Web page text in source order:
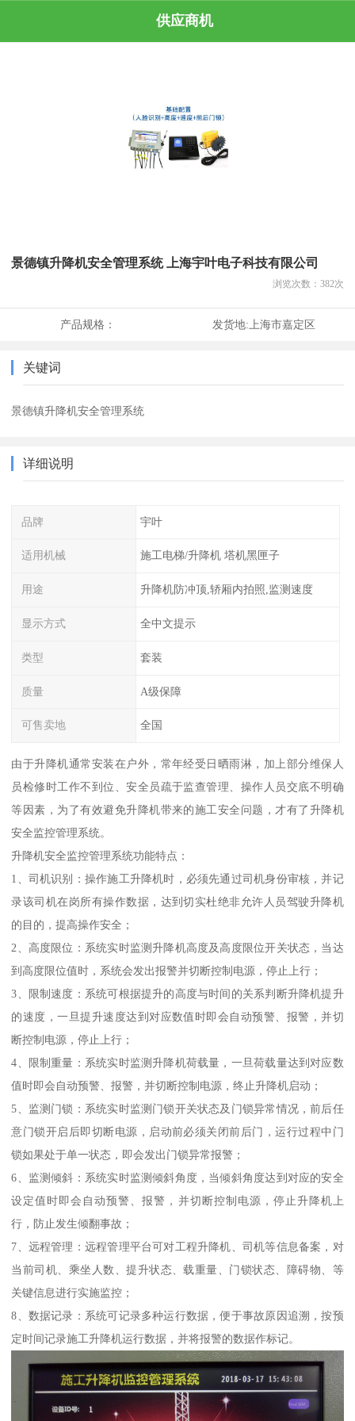
供应商机
景德镇升降机安全管理系统 上海宇叶电子科技有限公司
浏览次数： 382次
产品规格： 发货地:上海市嘉定区
关键词
景德镇升降机安全管理系统
详细说明
品牌 宇叶
适用机械 施工电梯/升降机 塔机黑匣子
用途 升降机防冲顶,轿厢内拍照,监测速度
显示方式 全中文提示
类型 套装
质量 A级保障
可售卖地 全国
由于升降机通常安装在户外，常年经受日晒雨淋，加上部分维保人
员检修时工作不到位、安全员疏于监查管理、操作人员交底不明确
等因素，为了有效避免升降机带来的施工安全问题，才有了升降机
安全监控管理系统。
升降机安全监控管理系统功能特点：
1、司机识别：操作施工升降机时，必须先通过司机身份审核，并记
录该司机在岗所有操作数据，达到切实杜绝非允许人员驾驶升降机
的目的，提高操作安全；
2、高度限位：系统实时监测升降机高度及高度限位开关状态，当达
到高度限位值时，系统会发出报警并切断控制电源，停止上行；
3、限制速度：系统可根据提升的高度与时间的关系判断升降机提升
的速度，一旦提升速度达到对应数值时即会自动预警、报警，并切
断控制电源，停止上行；
4、限制重量：系统实时监测升降机荷载量，一旦荷载量达到对应数
值时即会自动预警、报警，并切断控制电源，终止升降机启动；
5、监测门锁：系统实时监测门锁开关状态及门锁异常情况，前后任
意门锁开启后即切断电源，启动前必须关闭前后门，运行过程中门
锁如果处于单一状态，即会发出门锁异常报警；
6、监测倾斜：系统实时监测倾斜角度，当倾斜角度达到对应的安全
设定值时即会自动预警、报警，并切断控制电源，停止升降机上
行，防止发生倾翻事故；
7、远程管理：远程管理平台可对工程升降机、司机等信息备案，对
当前司机、乘坐人数、提升状态、载重量、门锁状态、障碍物、等
关键信息进行实施监控；
8、数据记录：系统可记录多种运行数据，便于事故原因追溯，按预
定时间记录施工升降机运行数据，并将报警的数据作标记。